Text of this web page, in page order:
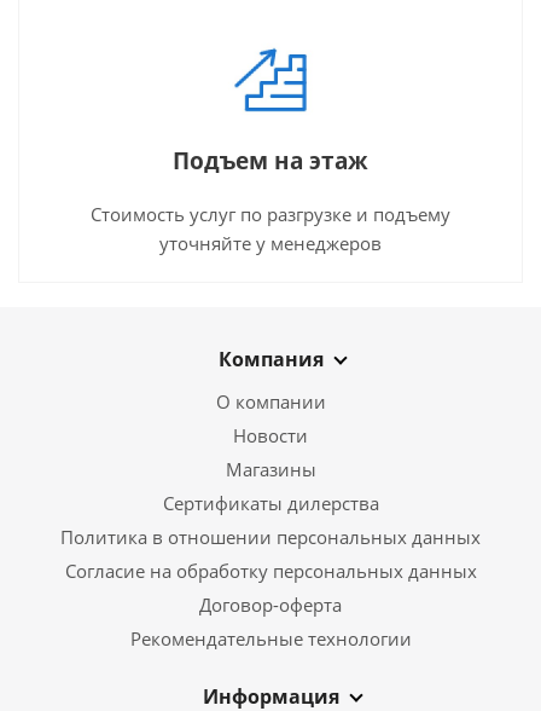
Подъем на этаж
Стоимость услуг по разгрузке и подъему
уточняйте у менеджеров
Компания
О компании
Новости
Магазины
Сертификаты дилерства
Политика в отношении персональных данных
Согласие на обработку персональных данных
Договор-оферта
Рекомендательные технологии
Информация